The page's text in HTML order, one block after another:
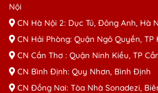
Nội
CN Hà Nội 2: Dục Tú, Đông Anh, Hà
CN Hải Phòng: Quận Ngô Quyền, TP
CN Cần Thơ : Quận Ninh Kiều, TP
CN Bình Định: Quy Nhơn, Bình Định
CN Đồng Nai: Tòa Nhà Sonadezi,